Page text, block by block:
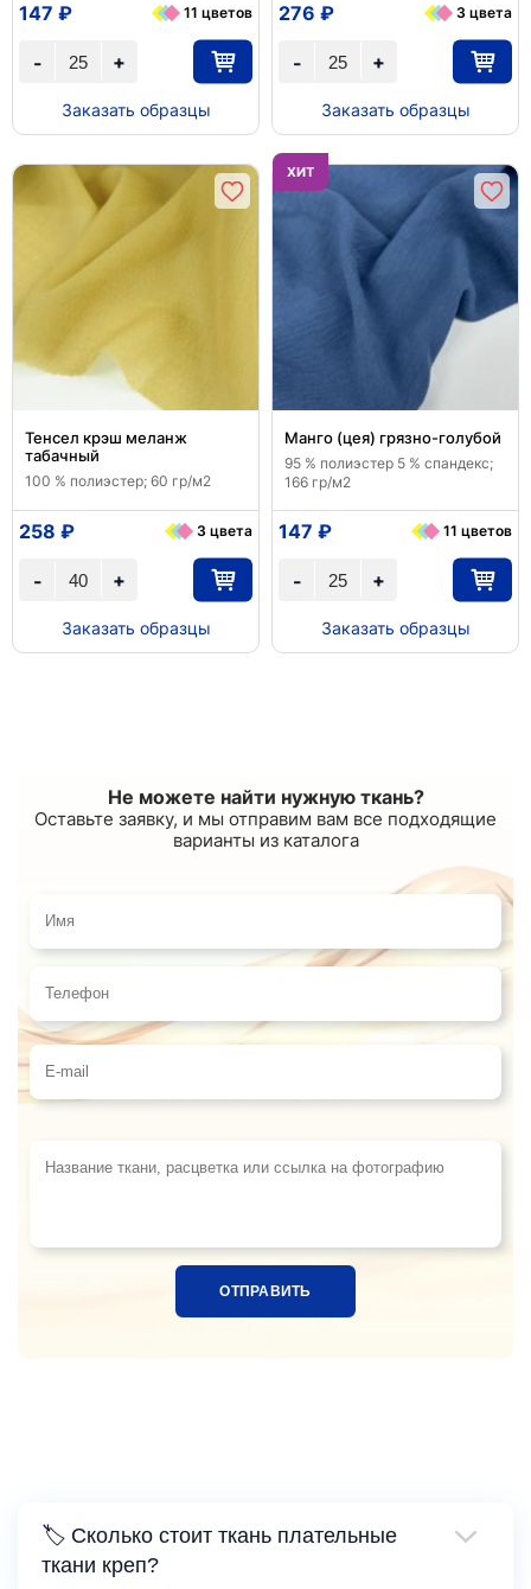
+
-
147 ₽ 11 цветов
Заказать образцы
+
-
276 ₽ 3 цвета
Заказать образцы
Тенсел крэш меланж
табачный
100 % полиэстер; 60 гр/м2
+
-
258 ₽ 3 цвета
Заказать образцы
ХИТ
Манго (цея) грязно-голубой
95 % полиэстер 5 % спандекс;
166 гр/м2
+
-
147 ₽ 11 цветов
Заказать образцы
Не можете найти нужную ткань?
Оставьте заявку, и мы отправим вам все подходящие
варианты из каталога
Имя
Телефон
E-mail
🏷️ Сколько стоит ткань плательные
ткани креп?